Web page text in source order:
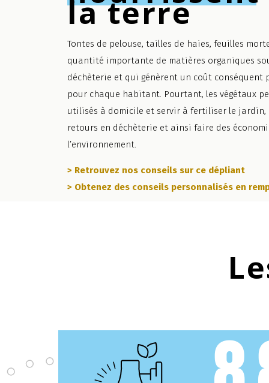
la terre
Tontes de pelouse, tailles de haies, feuilles
quantité importante de matières organiques
déchèterie et qui génèrent un coût
pour chaque habitant. Pourtant, les végétaux
utilisés à domicile et servir à fertiliser le jardin,
retours en déchèterie et ainsi faire des
l’environnement.
> Retrouvez nos conseils sur ce dépliant
> Obtenez des conseils personnalisés en